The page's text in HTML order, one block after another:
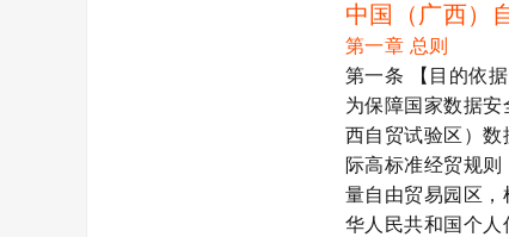
中国（广西）
第一章 总 则
第一条
【目的依据
为保障国家数据
西自贸试验区）
际高标准经贸规
量自由贸易园区
华人民共和国个人